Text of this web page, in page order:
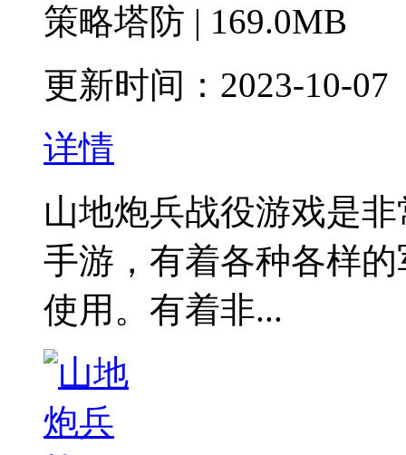
策略塔防 | 169.0MB
更新时间：2023-10-07
详情
山地炮兵战役游戏是
手游，有着各种各样
使用。有着非...